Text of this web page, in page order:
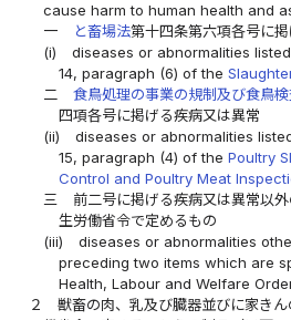
cause harm to human health and
一
と畜場法第十四条第六項各号に
(i)
diseases or abnormalities
14, paragraph (6) of the
二
食鳥処理の事業の規制及び食鳥
四項各号に掲げる疾病又は異常
(ii)
diseases or abnormalities
15, paragraph (4) of the Poultry
Control and Poultry Meat
三
前二号に掲げる疾病又は異常以
生労働省令で定めるもの
(iii)
diseases or abnormalities
preceding two items which are
Health, Labour and Welfare
２
獣畜の肉、乳及び臓器並びに家き